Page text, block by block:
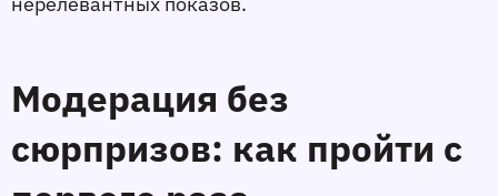
Модерация без
сюрпризов: как пройти с